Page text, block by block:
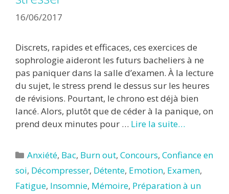
16/06/2017
Discrets, rapides et efficaces, ces exercices de
sophrologie aideront les futurs bacheliers à ne
pas paniquer dans la salle d’examen. À la lecture
du sujet, le stress prend le dessus sur les heures
de révisions. Pourtant, le chrono est déjà bien
lancé. Alors, plutôt que de céder à la panique, on
prend deux minutes pour … Lire la suite…
Catégories
Anxiété, Bac, Burn out,Concours,Confiance en
soi, Décompresser, Détente, Emotion, Examen,
Fatigue, Insomnie, Mémoire, Préparation à un